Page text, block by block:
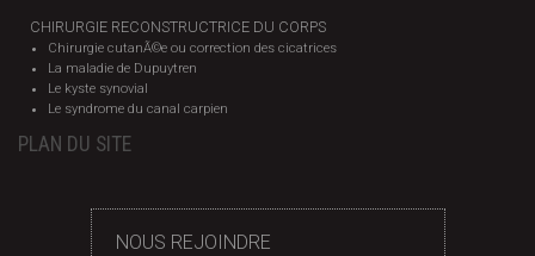
CHIRURGIE RECONSTRUCTRICE DU CORPS
Chirurgie cutanÃ©e ou correction des cicatrices
La maladie de Dupuytren
Le kyste synovial
Le syndrome du canal carpien
PLAN DU SITE
NOUS REJOINDRE